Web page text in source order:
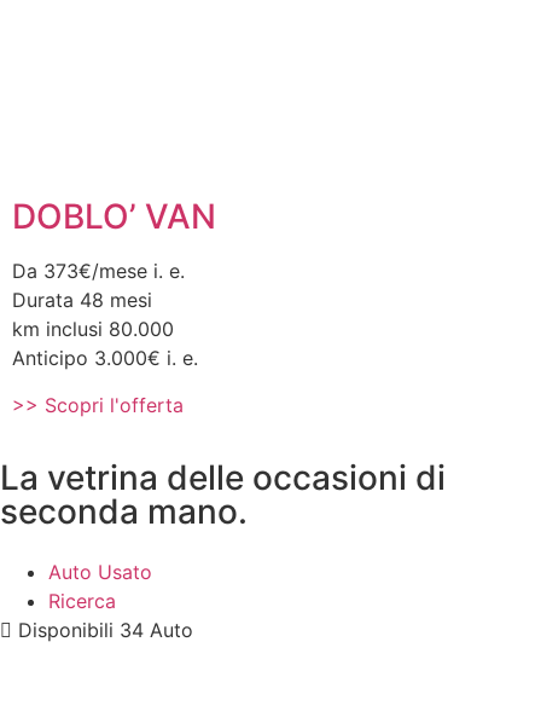
DOBLO’ VAN
Da 373€/mese i. e.
Durata 48 mesi
km inclusi 80.000
Anticipo 3.000€ i. e.
>> Scopri l'offerta
La vetrina delle occasioni di
seconda mano.
Auto Usato
Ricerca
Disponibili 34 Auto